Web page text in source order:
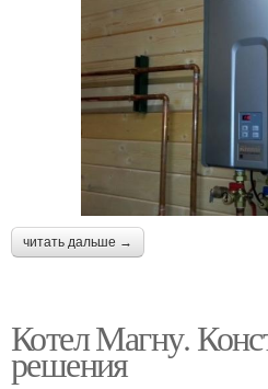
читать дальше →
Котел Магну.
решения